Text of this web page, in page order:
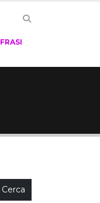
FRASI
Cerca